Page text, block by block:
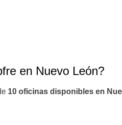
en Nuevo León?
10 oficinas disponibles en